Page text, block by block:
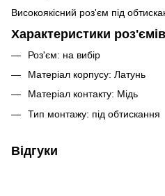
Високоякісний роз'єм під
Характеристики роз'ємів
Роз'єм: на вибір
Матеріал корпусу: Латунь
Матеріал контакту: Мідь
Тип монтажу: під обтискання
Відгуки